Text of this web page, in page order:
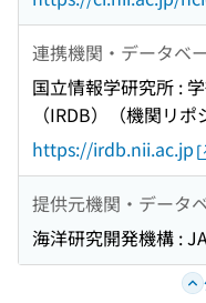
連携機関・データベ
国立情報学研究所 :
（IRDB）（機関リポ
https://irdb.nii.ac.jp
提供元機関・データ
海洋研究開発機構 :